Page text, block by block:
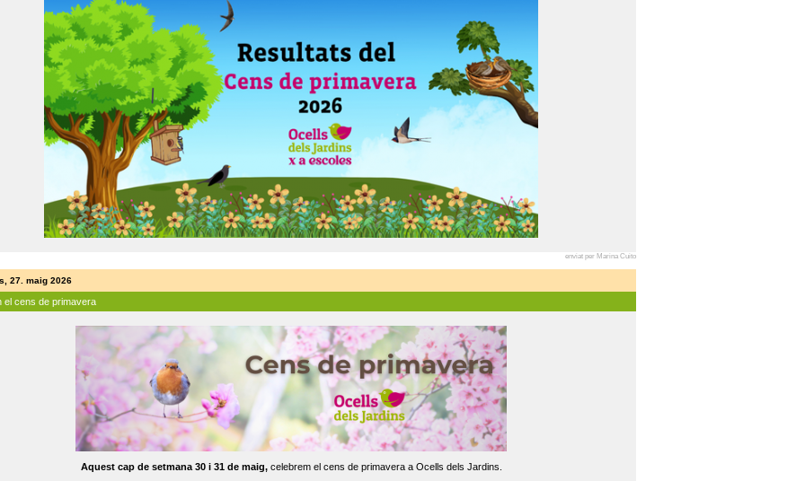
enviat per Marina Cuito
27. maig 2026
el cens de primavera
Aquest cap de setmana 30 i 31 de maig,celebrem el cens de primavera a Ocells dels Jardins.